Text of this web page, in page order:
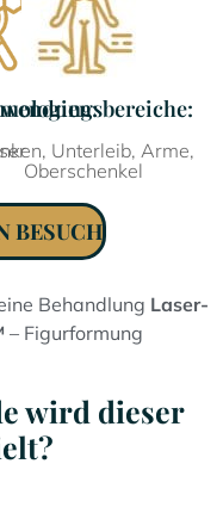
Unterleib, Arme,
Oberschenkel
BESUCH
Behandlung Laser-
– Figurformung
wird dieser